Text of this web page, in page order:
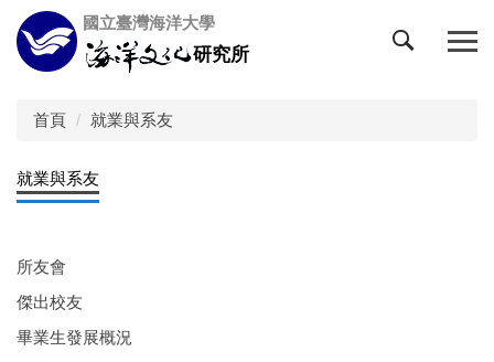
跳
到
主
國立臺灣海洋大學
研究所
首頁 就業與系友
就業與系友
所友會
傑出校友
畢業生發展概況